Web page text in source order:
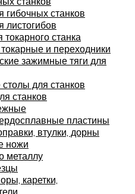
гибочных станков
листогибов
станка
и переходники
зажимные тяги для
для станков
станков
пластины
втулки, дорны
ножи
металлу
каретки,